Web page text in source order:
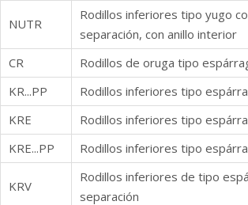
NUTR
Rodillos inferiores tipo yugo
separación, con anillo interior
CR
Rodillos de oruga tipo
KR...PP
Rodillos inferiores tipo
KRE
Rodillos inferiores tipo
KRE...PP
Rodillos inferiores tipo
KRV
Rodillos inferiores de tipo
separación